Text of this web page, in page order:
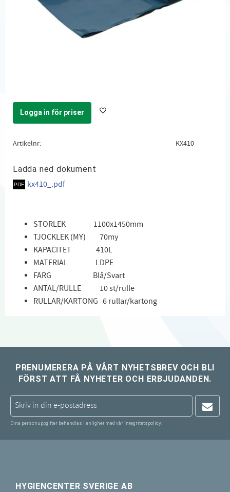
Logga in för priser Lägg till i favoriter
Artikelnr KX410
Ladda ned dokument
kx410_.pdf
STORLEK 1100x1450mm
TJOCKLEK (MY) 70my
KAPACITET 410L
MATERIAL LDPE
FÄRG Blå/Svart
ANTAL/RULLE 10 st/rulle
RULLAR/KARTONG 6 rullar/kartong
PRENUMERERA PÅ VÅRT NYHETSBREV OCH BLI
FÖRST ATT FÅ NYHETER OCH ERBJUDANDEN.
Dina personuppgifter behandlas i enlighet med vår integritetspolicy.
HYGIENCENTER SVERIGE AB